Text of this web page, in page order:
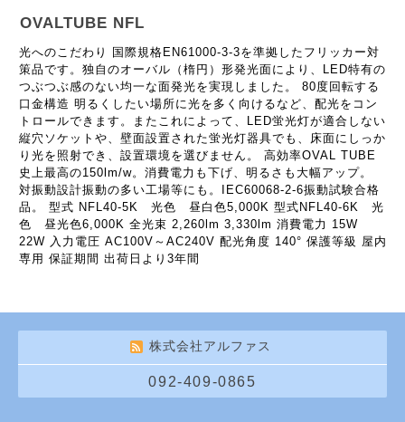
OVALTUBE NFL
光へのこだわり 国際規格EN61000-3-3を準拠したフリッカー対
策品です。独自のオーバル（楕円）形発光面により、LED特有の
つぶつぶ感のない均一な面発光を実現しました。 80度回転する
口金構造 明るくしたい場所に光を多く向けるなど、配光をコン
トロールできます。またこれによって、LED蛍光灯が適合しない
縦穴ソケットや、壁面設置された蛍光灯器具でも、床面にしっか
り光を照射でき、設置環境を選びません。 高効率OVAL TUBE
史上最高の150lm/w。消費電力も下げ、明るさも大幅アップ。
対振動設計振動の多い工場等にも。IEC60068-2-6振動試験合格
品。 型式 NFL40-5K 光色 昼白色5,000K 型式NFL40-6K 光
色 昼光色6,000K 全光束 2,260lm 3,330lm 消費電力 15W
22W 入力電圧 AC100V～AC240V 配光角度 140° 保護等級 屋内
専用 保証期間 出荷日より3年間
株式会社アルファス
092-409-0865